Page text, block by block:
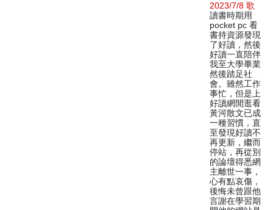
2023/7/8 歌
讀書時期用
pocket pc 看
書持資源發現
了好讀，然後
好讀一直陪伴
我至大學畢業
然後踏足社
會。雖然工作
事忙，但是上
好讀網閒逛看
黃河散文已成
一種習慣，直
至發現好讀不
再更新，繼而
停站，再從別
的論壇得悉網
主離世一事，
心有點哀傷，
後悔未曾跟他
言謝在學習期